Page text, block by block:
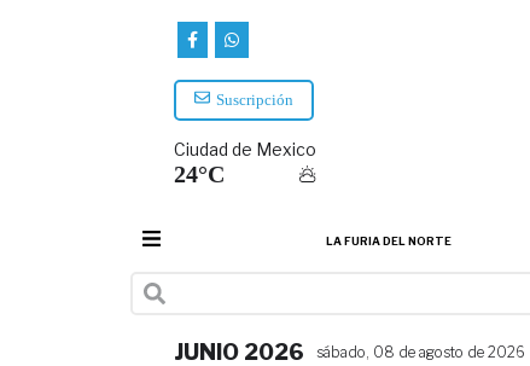
Suscripción
Ciudad de Mexico
24°C
LA FURIA DEL NORTE
JUNIO 2026 sábado, 08 de agosto de 2026